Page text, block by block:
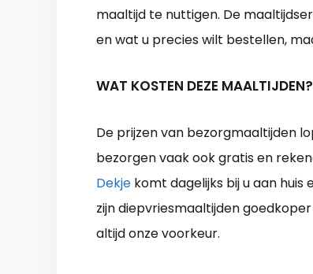
maaltijd te nuttigen. De
en wat u precies wilt bestellen,
WAT KOSTEN DEZE MAALTIJDEN?
De prijzen van bezorgmaaltijden
bezorgen vaak ook gratis en
Dekje komt dagelijks bij u aan
zijn diepvriesmaaltijden
altijd onze voorkeur.